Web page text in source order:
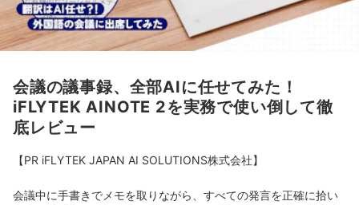
会議の議事録、全部AIに任せてみた！
iFLYTEK AINOTE 2を実務で使い倒して徹
底レビュー
【PR iFLYTEK JAPAN AI SOLUTIONS株式会社】
会議中に手書きでメモを取りながら、すべての発言を正確に拾い